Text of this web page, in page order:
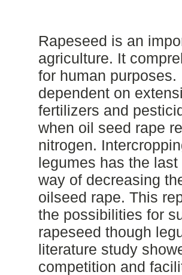
Rapeseed is an
agriculture. It
for human
dependent on
fertilizers and
when oil seed rape
nitrogen.
legumes has the
way of decreasing
oilseed rape. This
the possibilities for
rapeseed though
literature study
competition and